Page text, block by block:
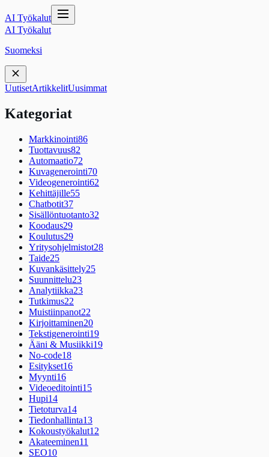
AI Työkalut
AI Työkalut
Suomeksi
UutisetArtikkelitUusimmat
Kategoriat
Markkinointi86
Tuottavuus82
Automaatio72
Kuvagenerointi70
Videogenerointi62
Kehittäjille55
Chatbotit37
Sisällöntuotanto32
Koodaus29
Koulutus29
Yritysohjelmistot28
Taide25
Kuvankäsittely25
Suunnittelu23
Analytiikka23
Tutkimus22
Muistiinpanot22
Kirjoittaminen20
Tekstigenerointi19
Ääni & Musiikki19
No-code18
Esitykset16
Myynti16
Videoeditointi15
Hupi14
Tietoturva14
Tiedonhallinta13
Kokoustyökalut12
Akateeminen11
SEO10